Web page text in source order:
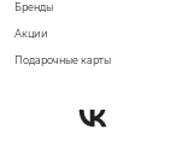
Бренды
Акции
Подарочные карты